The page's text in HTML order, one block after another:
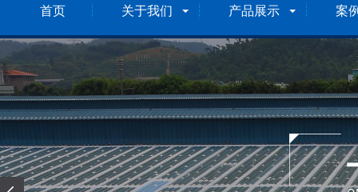
首页 关于我们 产品展示 案